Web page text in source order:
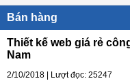
Bán hàng
Thiết kế web giá rẻ
Nam
2/10/2018 | Lượt đọc: 25247